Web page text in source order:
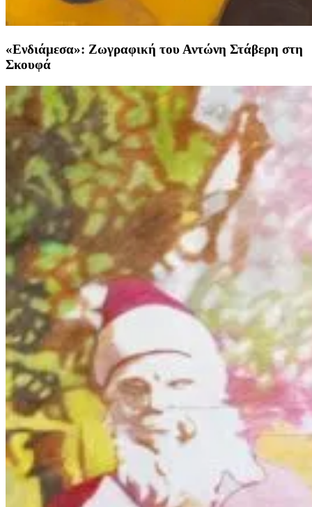
«Ενδιάμεσα»: Ζωγραφική του Αντώνη Στάβερη στη
Σκουφά